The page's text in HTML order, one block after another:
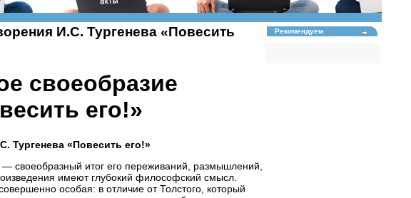
И.С. Тургенева «Повесить
своеобразие
его!»
Тургенева «Повесить его!»
— своеобразный итог его переживаний, размышлений,
имеют глубокий философский смысл.
особая: в отличие от Толстого, который
Рекомендуем